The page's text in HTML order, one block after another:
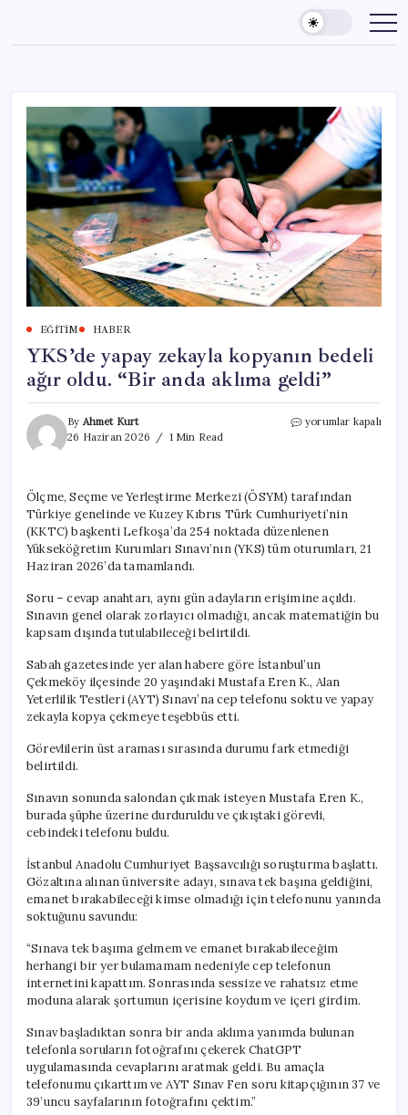
content
EĞITIM HABER
YKS’de yapay zekayla kopyanın bedeli
ağır oldu. “Bir anda aklıma geldi”
By Ahmet Kurt
26 Haziran 2026
1 Min Read
YKS’de
ağır
oldu.
“Bir
anda
yorumlar kapalı
Ölçme, Seçme ve Yerleştirme Merkezi (ÖSYM) tarafından
Türkiye genelinde ve Kuzey Kıbrıs Türk Cumhuriyeti’nin
(KKTC) başkenti Lefkoşa’da 254 noktada düzenlenen
Yükseköğretim Kurumları Sınavı’nın (YKS) tüm oturumları, 21
Haziran 2026’da tamamlandı.
Soru – cevap anahtarı, aynı gün adayların erişimine açıldı.
Sınavın genel olarak zorlayıcı olmadığı, ancak matematiğin bu
kapsam dışında tutulabileceği belirtildi.
Sabah gazetesinde yer alan habere göre İstanbul’un
Çekmeköy ilçesinde 20 yaşındaki Mustafa Eren K., Alan
Yeterlilik Testleri (AYT) Sınavı’na cep telefonu soktu ve yapay
zekayla kopya çekmeye teşebbüs etti.
Görevlilerin üst araması sırasında durumu fark etmediği
belirtildi.
Sınavın sonunda salondan çıkmak isteyen Mustafa Eren K.,
burada şüphe üzerine durduruldu ve çıkıştaki görevli,
cebindeki telefonu buldu.
İstanbul Anadolu Cumhuriyet Başsavcılığı soruşturma başlattı.
Gözaltına alınan üniversite adayı, sınava tek başına geldiğini,
emanet bırakabileceği kimse olmadığı için telefonunu yanında
soktuğunu savundu:
“Sınava tek başıma gelmem ve emanet bırakabileceğim
herhangi bir yer bulamamam nedeniyle cep telefonun
internetini kapattım. Sonrasında sessize ve rahatsız etme
moduna alarak şortumun içerisine koydum ve içeri girdim.
Sınav başladıktan sonra bir anda aklıma yanımda bulunan
telefonla soruların fotoğrafını çekerek ChatGPT
uygulamasında cevaplarını aratmak geldi. Bu amaçla
telefonumu çıkarttım ve AYT Sınav Fen soru kitapçığının 37 ve
39’uncu sayfalarının fotoğrafını çektim.”